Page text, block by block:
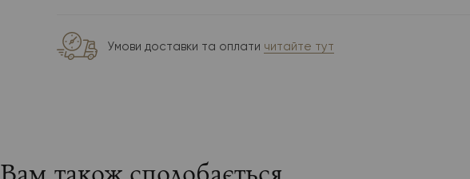
Умови доставки та оплати читайте тут